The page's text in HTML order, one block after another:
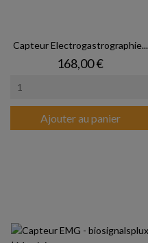
Capteur Electrogastrographie...
Prix
168,00 €
Ajouter au panier